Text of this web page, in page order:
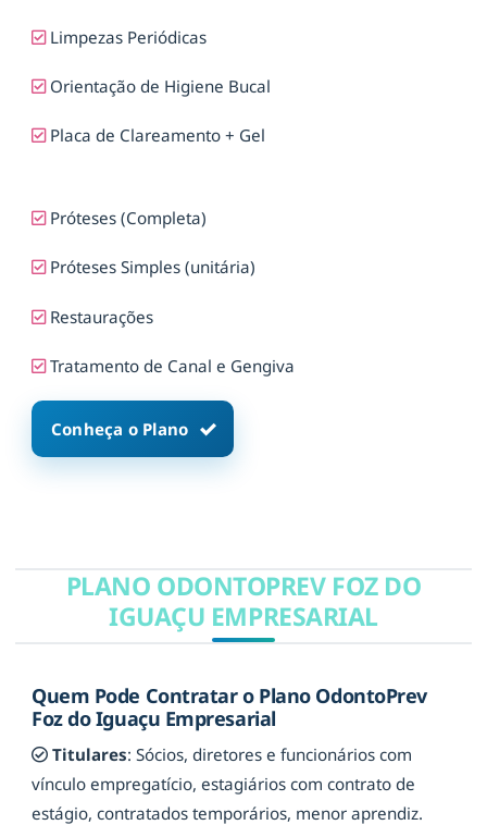
Limpezas Periódicas
Orientação de Higiene Bucal
Placa de Clareamento + Gel
Próteses (Completa)
Próteses Simples (unitária)
Restaurações
Tratamento de Canal e Gengiva
Conheça o Plano
PLANO ODONTOPREV FOZ DO
IGUAÇU EMPRESARIAL
Quem Pode Contratar o Plano OdontoPrev
Foz do Iguaçu Empresarial
Titulares: Sócios, diretores e funcionários com
vínculo empregatício, estagiários com contrato de
estágio, contratados temporários, menor aprendiz.